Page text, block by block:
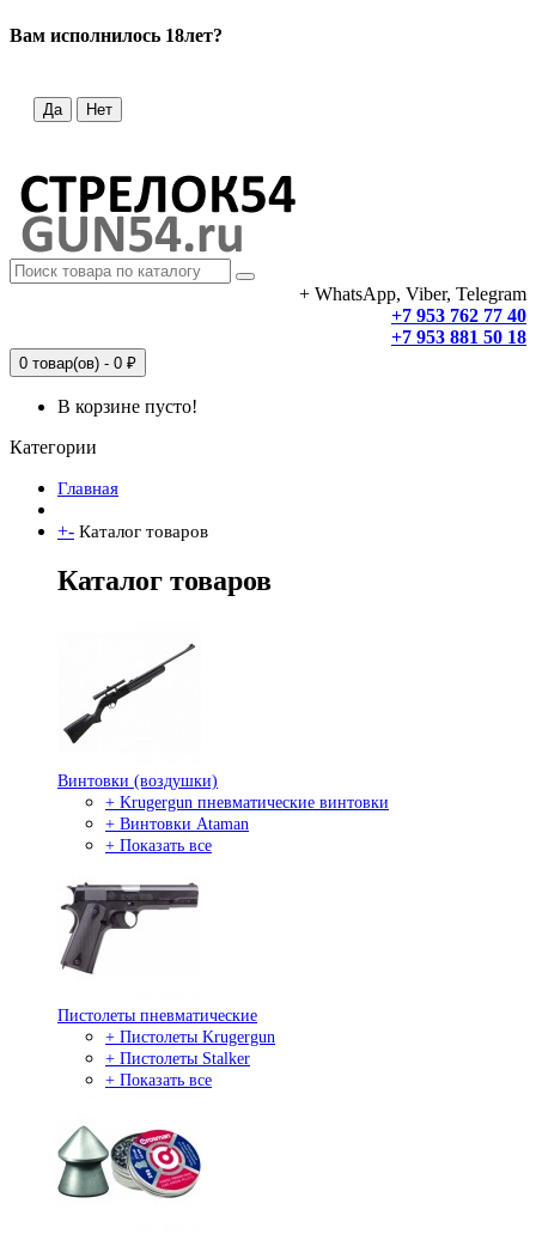
Вам исполнилось 18лет?
Да Нет
+ WhatsApp, Viber, Telegram
+7 953 762 77 40
+7 953 881 50 18
0 товар(ов) - 0 ₽
В корзине пусто!
Категории
Главная
+- Каталог товаров
Каталог товаров
Винтовки (воздушки)
+ Krugergun пневматические винтовки
+ Винтовки Ataman
+ Показать все
Пистолеты пневматические
+ Пистолеты Krugergun
+ Пистолеты Stalker
+ Показать все